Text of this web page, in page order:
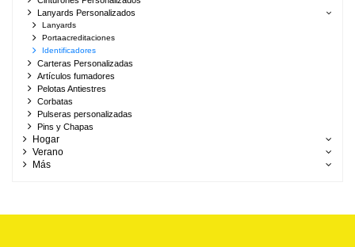
Lanyards Personalizados
Lanyards
Portaacreditaciones
Identificadores
Carteras Personalizadas
Artículos fumadores
Pelotas Antiestres
Corbatas
Pulseras personalizadas
Pins y Chapas
Hogar
Verano
Más